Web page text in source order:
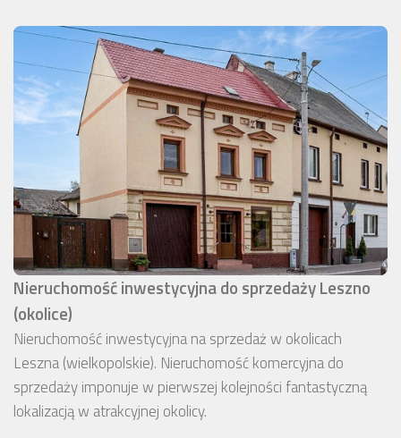
Nieruchomość inwestycyjna do sprzedaży Leszno
(okolice)
Nieruchomość inwestycyjna na sprzedaż w okolicach
Leszna (wielkopolskie). Nieruchomość komercyjna do
sprzedaży imponuje w pierwszej kolejności fantastyczną
lokalizacją w atrakcyjnej okolicy.